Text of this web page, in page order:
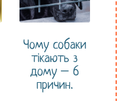
Чому собаки
тікають з
дому – 6
причин.